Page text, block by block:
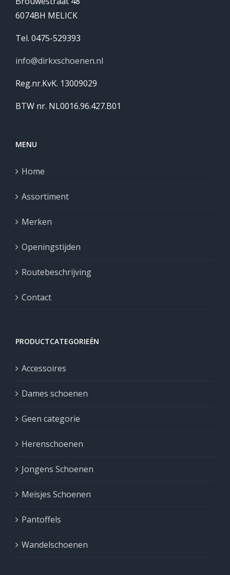
6074BH MELICK
Tel. 0475-529393
info@dirkxschoenen.nl
Reg.nr.KvK. 13009029
BTW nr. NL0016.96.427.B01
MENU
Home
Assortiment
Merken
Openingstijden
Routebeschrijving
Contact
PRODUCTCATEGORIEËN
Accessoires
Dames schoenen
Geen categorie
Herenschoenen
Jongens Schoenen
Meisjes Schoenen
Pantoffels
Wandelschoenen